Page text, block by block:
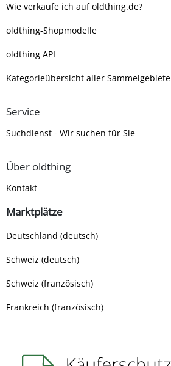
Wie verkaufe ich auf oldthing.de?
oldthing-Shopmodelle
oldthing API
Kategorieübersicht aller Sammelgebiete
Service
Suchdienst - Wir suchen für Sie
Über oldthing
Kontakt
Marktplätze
Deutschland (deutsch)
Schweiz (deutsch)
Schweiz (französisch)
Frankreich (französisch)